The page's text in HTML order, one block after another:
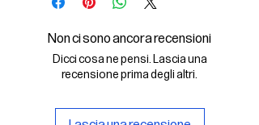
- la licenza d'uso delle grafiche
Il File SVG è compatibile con Adobe,
Cricut Design, Cricut
Procreate e Affinity
Non ci sono ancora recensioni
Dicci cosa ne pensi. Lascia una
recensione prima degli altri.